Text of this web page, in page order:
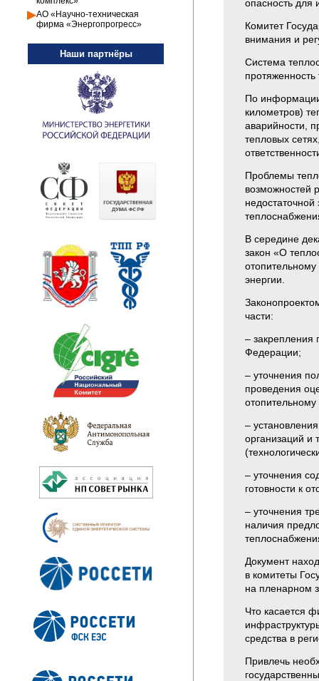
опасность для
Комитет
внимания и
Система
По информации
километров)
аварийности,
тепловых
Проблемы
возможностей
В середине
закон «О
энергии.
части:
– закрепления
Федерации;
– уточнения
проведения
–
организаций и
– уточнения
готовности к
– уточнения
наличия
Документ
в комитеты
на пленарном
Что касается
средства в
Привлечь
АО «Научно-техническая
фирма «Энергопрогресс»
Наши партнёры